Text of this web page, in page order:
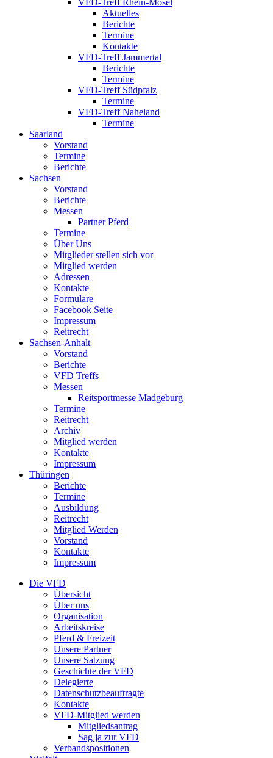
VFD-Treff Rhein-Mosel
Aktuelles
Berichte
Termine
Kontakte
VFD-Treff Jammertal
Berichte
Termine
VFD-Treff Südpfalz
Termine
VFD-Treff Naheland
Termine
Saarland
Vorstand
Termine
Berichte
Sachsen
Vorstand
Berichte
Messen
Partner Pferd
Termine
Über Uns
Mitglieder stellen sich vor
Mitglied werden
Adressen
Kontakte
Formulare
Facebook Seite
Impressum
Reitrecht
Sachsen-Anhalt
Vorstand
Berichte
VFD Treffs
Messen
Reitsportmesse Madgeburg
Termine
Reitrecht
Archiv
Mitglied werden
Kontakte
Impressum
Thüringen
Berichte
Termine
Ausbildung
Reitrecht
Mitglied Werden
Vorstand
Kontakte
Impressum
Die VFD
Übersicht
Über uns
Organisation
Arbeitskreise
Pferd & Freizeit
Unsere Partner
Unsere Satzung
Geschichte der VFD
Delegierte
Datenschutzbeauftragte
Kontakte
VFD-Mitglied werden
Mitgliedsantrag
Sag ja zur VFD
Verbandspositionen